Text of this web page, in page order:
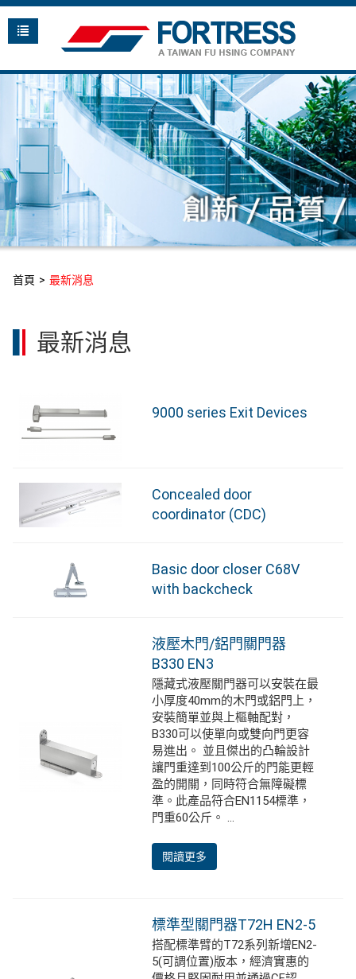
首頁 最新消息
最新消息
9000 series Exit Devices
Concealed door
coordinator (CDC)
Basic door closer C68V
with backcheck
液壓木門/鋁門關門器
B330 EN3
隱藏式液壓關門器可以安裝在最
小厚度40mm的木門或鋁門上，
安裝簡單並與上樞軸配對，
B330可以使單向或雙向門更容
易進出。 並且傑出的凸輪設計
讓門重達到100公斤的門能更輕
盈的開關，同時符合無障礙標
準。此產品符合EN1154標準，
門重60公斤。 ...
閱讀更多
標準型關門器T72H EN2-5
搭配標準臂的T72系列新增EN2-
5(可調位置)版本，經濟實惠的